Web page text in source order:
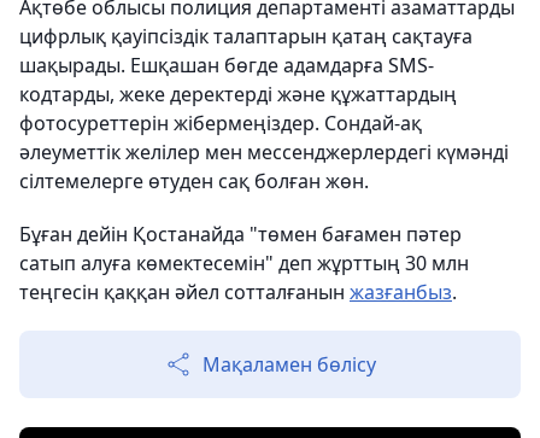
Ақтөбе облысы полиция департаменті азаматтарды
цифрлық қауіпсіздік талаптарын қатаң сақтауға
шақырады. Ешқашан бөгде адамдарға SMS-
кодтарды, жеке деректерді және құжаттардың
фотосуреттерін жібермеңіздер. Сондай-ақ
әлеуметтік желілер мен мессенджерлердегі күмәнді
сілтемелерге өтуден сақ болған жөн.
Бұған дейін Қостанайда "төмен бағамен пәтер
сатып алуға көмектесемін" деп жұрттың 30 млн
теңгесін қаққан әйел сотталғанын жазғанбыз.
Мақаламен бөлісу